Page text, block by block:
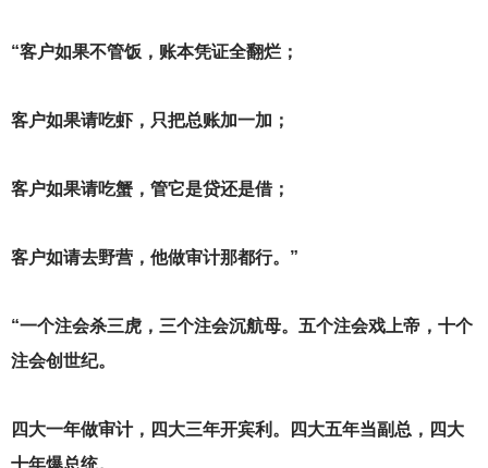
“客户如果不管饭，账本凭证全翻烂；
客户如果请吃虾，只把总账加一加；
客户如果请吃蟹，管它是贷还是借；
客户如请去野营，他做审计那都行。”
“一个注会杀三虎，三个注会沉航母。五个注会戏上帝，十个
注会创世纪。
四大一年做审计，四大三年开宾利。四大五年当副总，四大
十年爆总统。